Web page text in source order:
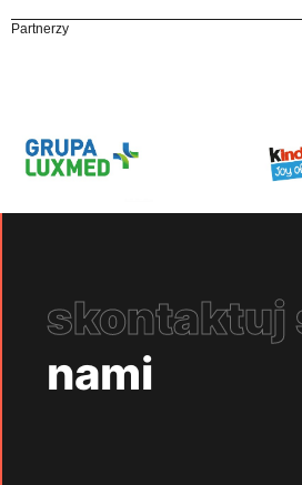
Partnerzy
skontaktuj
nami